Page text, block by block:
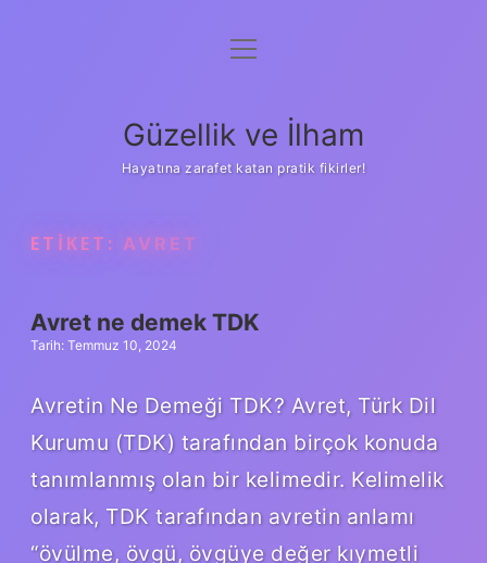
Anasayfa
Yasal Uyarı
menüyü
Güzellik ve İlham
Hayatına zarafet katan pratik fikirler!
ETIKET: AVRET
Avret ne demek TDK
Tarih: Temmuz 10, 2024
Avretin Ne Demeği TDK? Avret, Türk Dil
Kurumu (TDK) tarafından birçok konuda
tanımlanmış olan bir kelimedir. Kelimelik
olarak, TDK tarafından avretin anlamı
“övülme, övgü, övgüye değer kıymetli